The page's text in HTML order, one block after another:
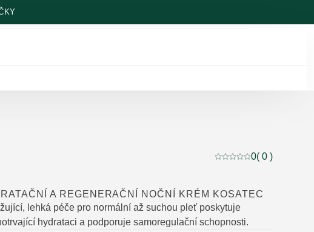
Aktuální hodnocení: 0
0( 0 )
A REGENERAČNÍ NOČNÍ KRÉM KOSATEC
lehká péče pro normální až suchou pleť poskytuje
hydrataci a podporuje samoregulační schopnosti.